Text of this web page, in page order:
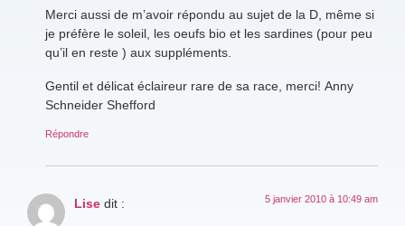
Merci aussi de m’avoir répondu au sujet de la D, même si
je préfère le soleil, les oeufs bio et les sardines (pour peu
qu’il en reste ) aux suppléments.
Gentil et délicat éclaireur rare de sa race, merci! Anny
Schneider Shefford
Répondre
Lise dit : 5 janvier 2010 à 10:49 am